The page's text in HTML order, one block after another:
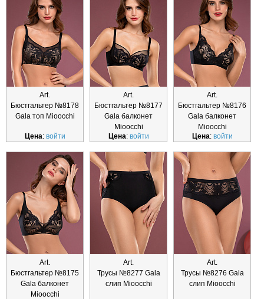
Art.
Бюстгальтер №8178
Gala топ Mioocchi
Цена: войти
Art.
Бюстгальтер №8177
Gala балконет
Mioocchi
Цена: войти
Art.
Бюстгальтер №8176
Gala балконет
Mioocchi
Цена: войти
Art.
Бюстгальтер №8175
Gala балконет
Mioocchi
Art.
Трусы №8277 Gala
слип Mioocchi
Art.
Трусы №8276 Gala
слип Mioocchi